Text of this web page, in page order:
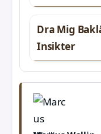
Dra Mig
Insikter